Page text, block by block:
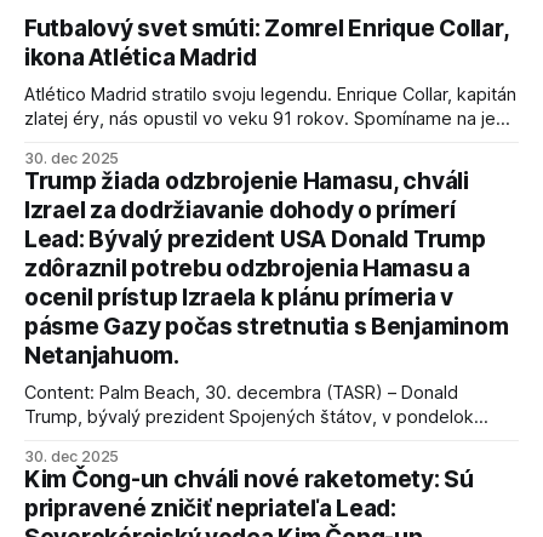
Futbalový svet smúti: Zomrel Enrique Collar,
ikona Atlética Madrid
Atlético Madrid stratilo svoju legendu. Enrique Collar, kapitán
zlatej éry, nás opustil vo veku 91 rokov. Spomíname na jeho
30. dec 2025
Trump žiada odzbrojenie Hamasu, chváli
Izrael za dodržiavanie dohody o prímerí
Lead: Bývalý prezident USA Donald Trump
zdôraznil potrebu odzbrojenia Hamasu a
ocenil prístup Izraela k plánu prímeria v
pásme Gazy počas stretnutia s Benjaminom
Netanjahuom.
Content: Palm Beach, 30. decembra (TASR) – Donald
Trump, bývalý prezident Spojených štátov, v pondelok
kľúčové pre úspešné dosiahnutie prímeria v Gaze. Agentúra
AFP informuje, že Trump vyjadril presvedčenie, že Izrael plní
podmienky dohody o prí
30. dec 2025
Kim Čong-un chváli nové raketomety: Sú
pripravené zničiť nepriateľa Lead: